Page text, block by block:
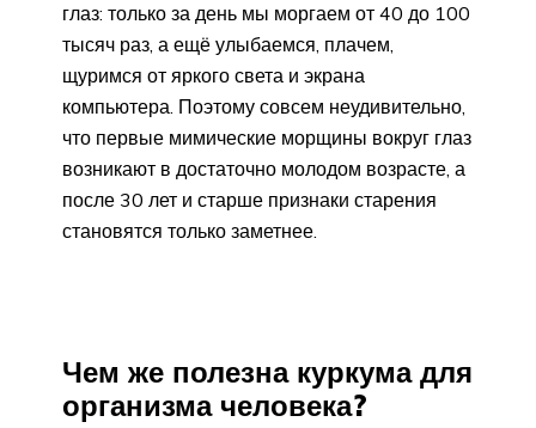
глаз: только за день мы моргаем от 40 до 100
тысяч раз, а ещё улыбаемся, плачем,
щуримся от яркого света и экрана
компьютера. Поэтому совсем неудивительно,
что первые мимические морщины вокруг глаз
возникают в достаточно молодом возрасте, а
после 30 лет и старше признаки старения
становятся только заметнее.
Чем же полезна куркума для
организма человека?